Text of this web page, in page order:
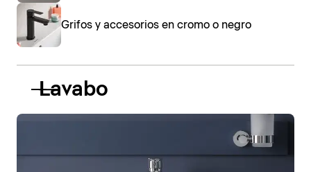
Grifos y accesorios en cromo o negro
Lavabo